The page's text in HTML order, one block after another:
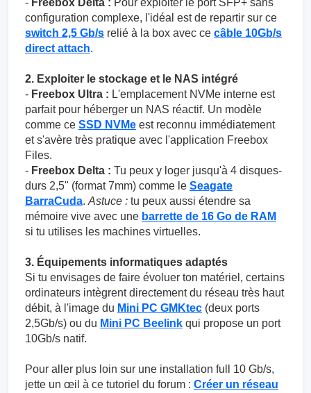
- Freebox Delta : Pour exploiter le port SFP+ sans
configuration complexe, l'idéal est de repartir sur ce
switch 2,5 Gb/s relié à la box avec ce câble 10Gb/s
direct attach.
2. Exploiter le stockage et le NAS intégré
- Freebox Ultra : L'emplacement NVMe interne est
parfait pour héberger un NAS réactif. Un modèle
comme ce SSD NVMe est reconnu immédiatement
et s'avère très pratique avec l'application Freebox
Files.
- Freebox Delta : Tu peux y loger jusqu'à 4 disques-
durs 2,5" (format 7mm) comme le Seagate
BarraCuda. Astuce : tu peux aussi étendre sa
mémoire vive avec une barrette de 16 Go de RAM
si tu utilises les machines virtuelles.
3. Équipements informatiques adaptés
Si tu envisages de faire évoluer ton matériel, certains
ordinateurs intègrent directement du réseau très haut
débit, à l'image du Mini PC GMKtec (deux ports
2,5Gb/s) ou du Mini PC Beelink qui propose un port
10Gb/s natif.
Pour aller plus loin sur une installation full 10 Gb/s,
jette un œil à ce tutoriel du forum : Créer un réseau